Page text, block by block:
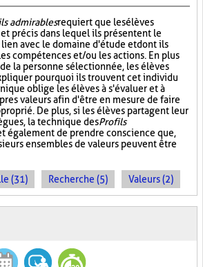
admirablesrequiert que les élèves
précis dans lequel ils présentent le
avec le domaine d'étude et dont ils
compétences et/ou les actions. En plus
la personne sélectionnée, les élèves
pourquoi ils trouvent cet individu
oblige les élèves à s'évaluer et à
valeurs afin d'être en mesure de faire
De plus, si les élèves partagent leur
la technique desProfils
également de prendre conscience que,
ensembles de valeurs peuvent être
(31) Recherche (5) Valeurs (2)